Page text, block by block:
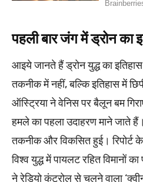
पहली बार जंग में ड्रोन
आइये जानते हैं ड्रोन युद्ध का
तकनीक में नहीं, बल्कि इतिहास में
ऑस्ट्रिया ने वेनिस पर बैलून बम
हमले का पहला उदाहरण माने जाते
तकनीक और विकसित हुई। रिपोर्ट
विश्व युद्ध में पायलट रहित विमानों
ने रेडियो कंट्रोल से चलने वाला